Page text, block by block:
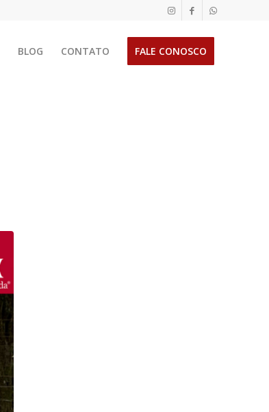
BLOG CONTATO FALE CONOSCO